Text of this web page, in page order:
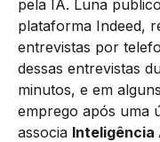
pela IA. Luna
plataforma Indeed,
entrevistas por
dessas entrevistas
minutos, e em
emprego após uma
associa